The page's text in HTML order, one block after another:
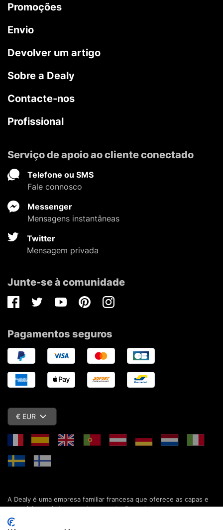
Promoções
Envio
Devolver um artigo
Sobre a Dealy
Contacte-nos
Profissional
Serviço de apoio ao cliente conectado
Telefone ou SMS
Fale connosco
Messenger
Mensagens instantâneas
Twitter
Mensagem privada
Junte-se à comunidade
FacebookTwitterYoutubePinterestInstagram
Pagamentos seguros
€ EUR
A Dealy é uma empresa familiar francesa que oferece as capas e
acessórios mais baratos do mercado. Descubra todas as nossas
colecções de capas, estojos, protecções de ecrã e acessórios
para o seu smartphone, tablet, computador ou relógio conectado.